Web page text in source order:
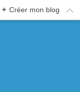
+ Créer mon blog